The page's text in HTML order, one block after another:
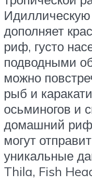
дополняет
риф, густо
подводными
можно
рыб и
осьминогов и
домашний
могут
уникальные
Thila, Fish